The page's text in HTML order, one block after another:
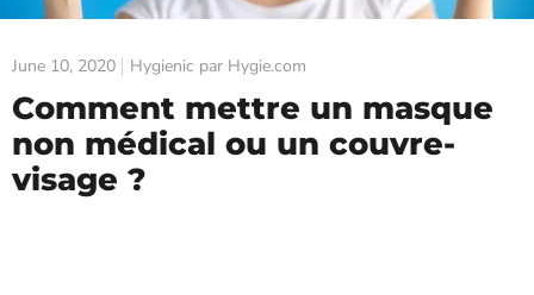
June 10, 2020 Hygienic par Hygie.com
Comment mettre un masque
non médical ou un couvre-
visage ?